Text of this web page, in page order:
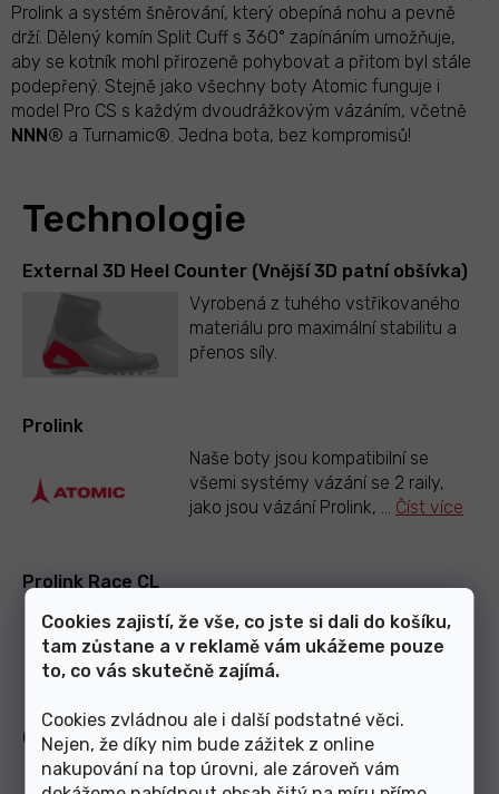
Cookies zajistí, že vše, co jste si dali do košíku,
tam zůstane a v reklamě vám ukážeme pouze
to, co vás skutečně zajímá.
Cookies zvládnou ale i další podstatné věci.
Nejen, že díky nim bude zážitek z online
nakupování na top úrovni, ale zároveň vám
Prolink a systém šněrování, který obepíná nohu a pevně
drží. Dělený komín Split Cuff s 360° zapínáním umožňuje,
aby se kotník mohl přirozeně pohybovat a přitom byl stále
podepřený. Stejně jako všechny boty Atomic funguje i
model Pro CS s každým dvoudrážkovým vázáním, včetně
NNN® a Turnamic®. Jedna bota, bez kompromisů!
Technologie
External 3D Heel Counter (Vnější 3D patní obšívka)
Vyrobená z tuhého vstřikovaného
materiálu pro maximální stabilitu a
přenos síly.
Prolink
Naše boty jsou kompatibilní se
všemi systémy vázání se 2 raily,
jako jsou vázání Prolink, ... Číst více
Prolink Race CL
Měkká podrážka se správnou
ohebností pro klasický styl
běžeckého lyžování.
Combi Flex
Střední ohebnost, která vyhovuje